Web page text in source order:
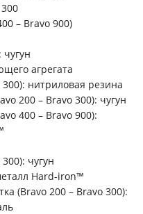
– Bravo 900)
чугун
агрегата
нитриловая резина
200 – Bravo 300): чугун
400 – Bravo 900):
чугун
Hard-iron™
(Bravo 200 – Bravo 300):